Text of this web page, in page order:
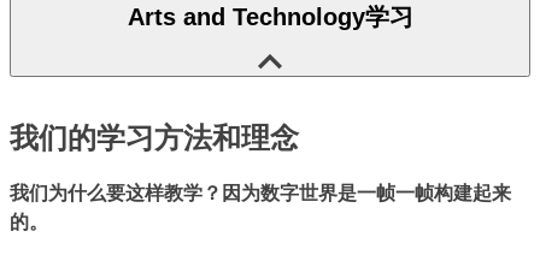
Arts and Technology学习
我们的学习方法和理念
我们为什么要这样教学？因为数字世界是一帧一帧构建起来
的。